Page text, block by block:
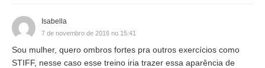
Isabella
7 de novembro de 2016 no 15:41
Sou mulher, quero ombros fortes pra outros exercícios como
STIFF, nesse caso esse treino iria trazer essa aparência de